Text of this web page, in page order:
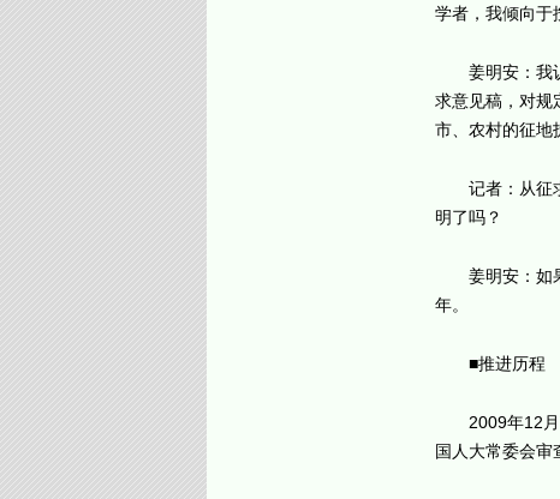
学者，我倾向于
姜明安：我
求意见稿，对规
市、农村的征地
记者：从征
明了吗？
姜明安：如
年。
■推进历程
2009年12
国人大常委会审